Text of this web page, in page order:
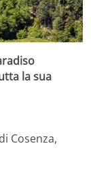
la sua
Cosenza,